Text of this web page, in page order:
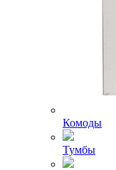
Комоды
Тумбы